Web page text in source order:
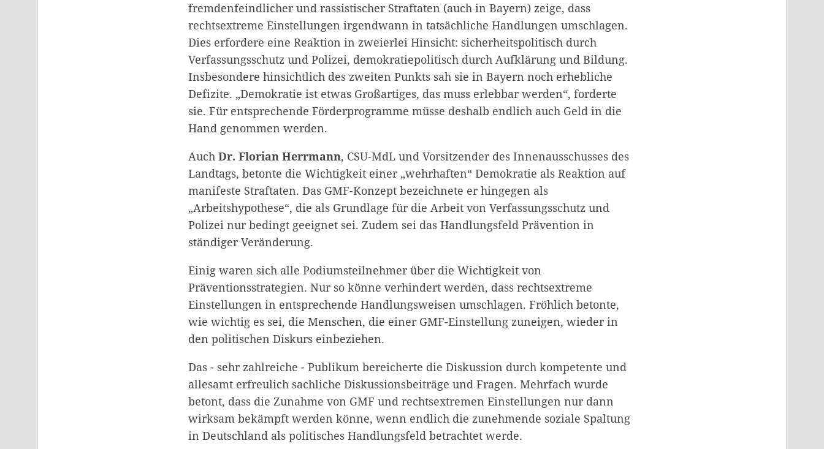
fremdenfeindlicher und rassistischer Straftaten (auch in Bayern) zeige, dass
rechtsextreme Einstellungen irgendwann in tatsächliche Handlungen umschlagen.
Dies erfordere eine Reaktion in zweierlei Hinsicht: sicherheitspolitisch durch
Verfassungsschutz und Polizei, demokratiepolitisch durch Aufklärung und Bildung.
Insbesondere hinsichtlich des zweiten Punkts sah sie in Bayern noch erhebliche
Defizite. „Demokratie ist etwas Großartiges, das muss erlebbar werden“, forderte
sie. Für entsprechende Förderprogramme müsse deshalb endlich auch Geld in die
Hand genommen werden.
Auch Dr. Florian Herrmann, CSU-MdL und Vorsitzender des Innenausschusses des
Landtags, betonte die Wichtigkeit einer „wehrhaften“ Demokratie als Reaktion auf
manifeste Straftaten. Das GMF-Konzept bezeichnete er hingegen als
„Arbeitshypothese“, die als Grundlage für die Arbeit von Verfassungsschutz und
Polizei nur bedingt geeignet sei. Zudem sei das Handlungsfeld Prävention in
ständiger Veränderung.
Einig waren sich alle Podiumsteilnehmer über die Wichtigkeit von
Präventionsstrategien. Nur so könne verhindert werden, dass rechtsextreme
Einstellungen in entsprechende Handlungsweisen umschlagen. Fröhlich betonte,
wie wichtig es sei, die Menschen, die einer GMF-Einstellung zuneigen, wieder in
den politischen Diskurs einbeziehen.
Das - sehr zahlreiche - Publikum bereicherte die Diskussion durch kompetente und
allesamt erfreulich sachliche Diskussionsbeiträge und Fragen. Mehrfach wurde
betont, dass die Zunahme von GMF und rechtsextremen Einstellungen nur dann
wirksam bekämpft werden könne, wenn endlich die zunehmende soziale Spaltung
in Deutschland als politisches Handlungsfeld betrachtet werde.